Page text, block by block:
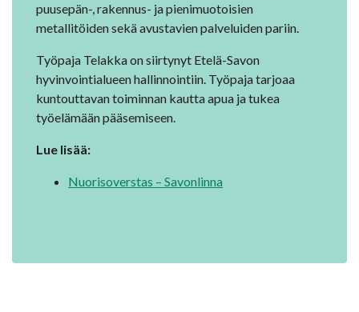
puusepän-, rakennus- ja pienimuotoisien
metallitöiden sekä avustavien palveluiden pariin.
Työpaja Telakka on siirtynyt Etelä-Savon
hyvinvointialueen hallinnointiin. Työpaja tarjoaa
kuntouttavan toiminnan kautta apua ja tukea
työelämään pääsemiseen.
Lue lisää:
Nuorisoverstas – Savonlinna